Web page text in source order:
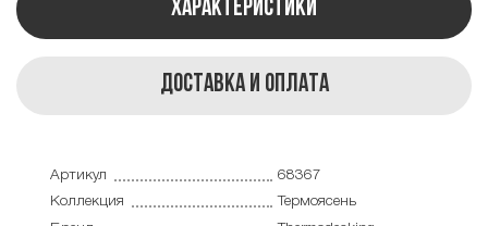
Характеристики
Доставка и оплата
Артикул
68367
Коллекция
Термоясень